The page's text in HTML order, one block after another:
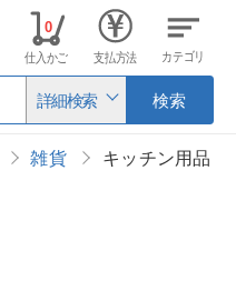
詳細検索 検索
仕入かご
0
支払方法 カテゴリ
雑貨 キッチン用品